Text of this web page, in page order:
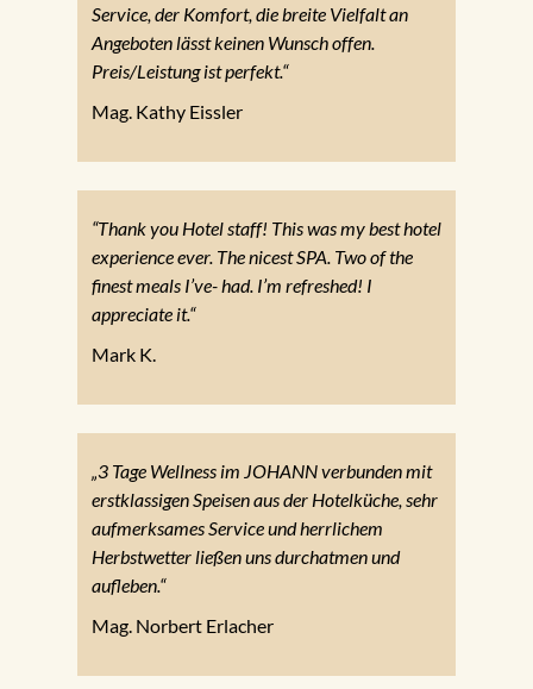
Service, der Komfort, die breite Vielfalt an
Angeboten lässt keinen Wunsch offen.
Preis/Leistung ist perfekt.“
Mag. Kathy Eissler
“Thank you Hotel staff! This was my best hotel
experience ever. The nicest SPA. Two of the
finest meals I’ve- had. I’m refreshed! I
appreciate it.“
Mark K.
„3 Tage Wellness im JOHANN verbunden mit
erstklassigen Speisen aus der Hotelküche, sehr
aufmerksames Service und herrlichem
Herbstwetter ließen uns durchatmen und
aufleben.“
Mag. Norbert Erlacher